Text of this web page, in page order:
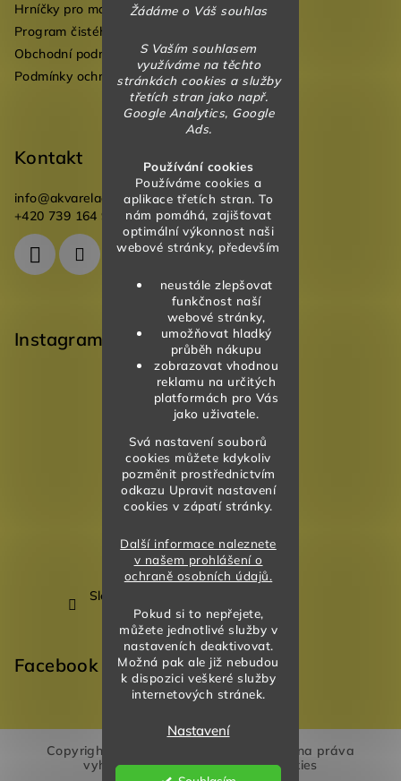
Žádáme o Váš souhlas
S Vaším souhlasem
využíváme na těchto
stránkách cookies a služby
třetích stran jako např.
Google Analytics, Google
Ads.
Používání cookies
Používáme cookies a
aplikace třetích stran. To
nám pomáhá, zajišťovat
optimální výkonnost naši
webové stránky, především
neustále zlepšovat
funkčnost naší
webové stránky,
umožňovat hladký
průběh nákupu
zobrazovat vhodnou
reklamu na určitých
platformách pro Vás
jako uživatele.
Svá nastavení souborů
cookies můžete kdykoliv
pozměnit prostřednictvím
odkazu Upravit nastavení
cookies v zápatí stránky.
Další informace naleznete
v našem prohlášení o
ochraně osobních údajů.
Pokud si to nepřejete,
můžete jednotlivé služby v
nastaveních deaktivovat.
Možná pak ale již nebudou
k dispozici veškeré služby
internetových stránek.
Nastavení
Hrníčky pro mateřské školky
Program čistého vzduchu pro mateřské školy
Obchodní podmínky
Podmínky ochrany osobních údajů
Kontakt
info@akvareladesign.cz
+420 739 164 946
Instagram
Sledovat na Instagramu
Facebook
Copyright 2026
. Všechna práva
vyhrazena.Upravit nastavení cookies